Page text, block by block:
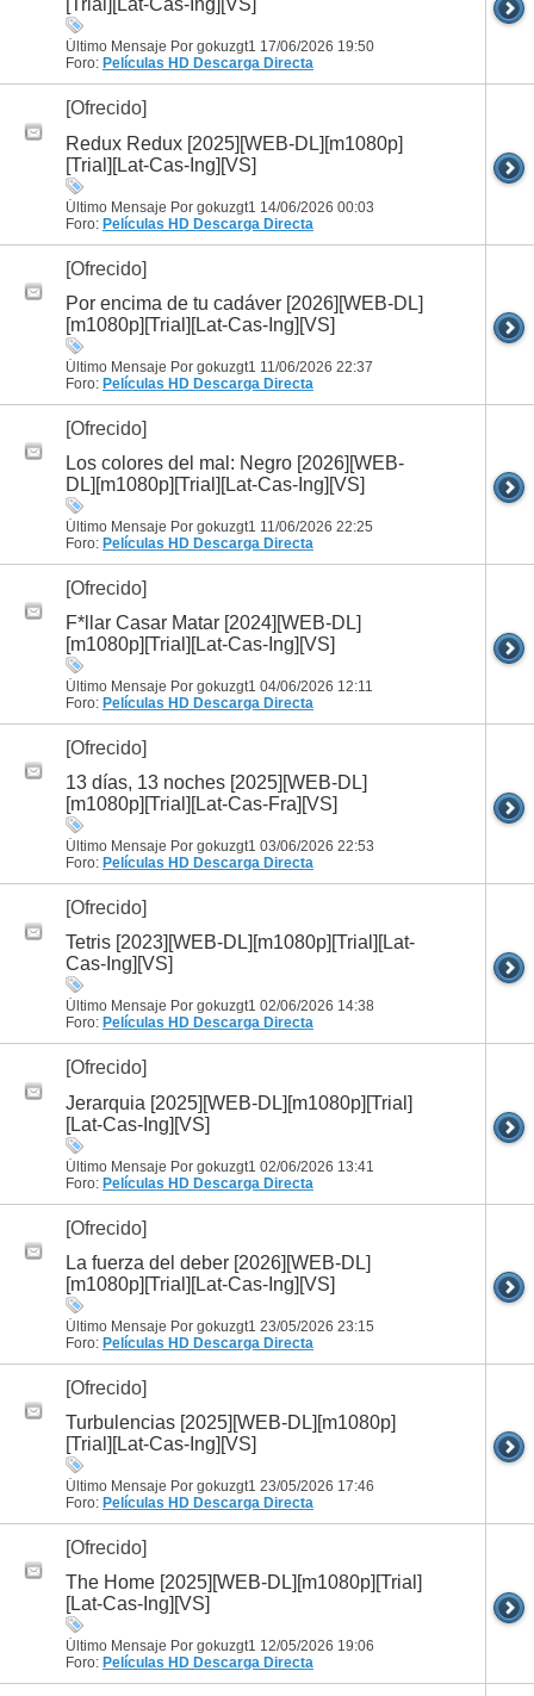
[Trial][Lat-Cas-Ing][VS]
Último Mensaje Por gokuzgt1 17/06/2026 19:50
Foro: Películas HD Descarga Directa
[Ofrecido]
Redux Redux [2025][WEB-DL][m1080p]
[Trial][Lat-Cas-Ing][VS]
Último Mensaje Por gokuzgt1 14/06/2026 00:03
Foro: Películas HD Descarga Directa
[Ofrecido]
Por encima de tu cadáver [2026][WEB-DL]
[m1080p][Trial][Lat-Cas-Ing][VS]
Último Mensaje Por gokuzgt1 11/06/2026 22:37
Foro: Películas HD Descarga Directa
[Ofrecido]
Los colores del mal: Negro [2026][WEB-
DL][m1080p][Trial][Lat-Cas-Ing][VS]
Último Mensaje Por gokuzgt1 11/06/2026 22:25
Foro: Películas HD Descarga Directa
[Ofrecido]
F*llar Casar Matar [2024][WEB-DL]
[m1080p][Trial][Lat-Cas-Ing][VS]
Último Mensaje Por gokuzgt1 04/06/2026 12:11
Foro: Películas HD Descarga Directa
[Ofrecido]
13 días, 13 noches [2025][WEB-DL]
[m1080p][Trial][Lat-Cas-Fra][VS]
Último Mensaje Por gokuzgt1 03/06/2026 22:53
Foro: Películas HD Descarga Directa
[Ofrecido]
Tetris [2023][WEB-DL][m1080p][Trial][Lat-
Cas-Ing][VS]
Último Mensaje Por gokuzgt1 02/06/2026 14:38
Foro: Películas HD Descarga Directa
[Ofrecido]
Jerarquia [2025][WEB-DL][m1080p][Trial]
[Lat-Cas-Ing][VS]
Último Mensaje Por gokuzgt1 02/06/2026 13:41
Foro: Películas HD Descarga Directa
[Ofrecido]
La fuerza del deber [2026][WEB-DL]
[m1080p][Trial][Lat-Cas-Ing][VS]
Último Mensaje Por gokuzgt1 23/05/2026 23:15
Foro: Películas HD Descarga Directa
[Ofrecido]
Turbulencias [2025][WEB-DL][m1080p]
[Trial][Lat-Cas-Ing][VS]
Último Mensaje Por gokuzgt1 23/05/2026 17:46
Foro: Películas HD Descarga Directa
[Ofrecido]
The Home [2025][WEB-DL][m1080p][Trial]
[Lat-Cas-Ing][VS]
Último Mensaje Por gokuzgt1 12/05/2026 19:06
Foro: Películas HD Descarga Directa